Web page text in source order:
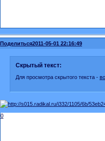
Поделиться2011-05-01 22:16:49
Скрытый текст:
Для просмотра скрытого текста -
0